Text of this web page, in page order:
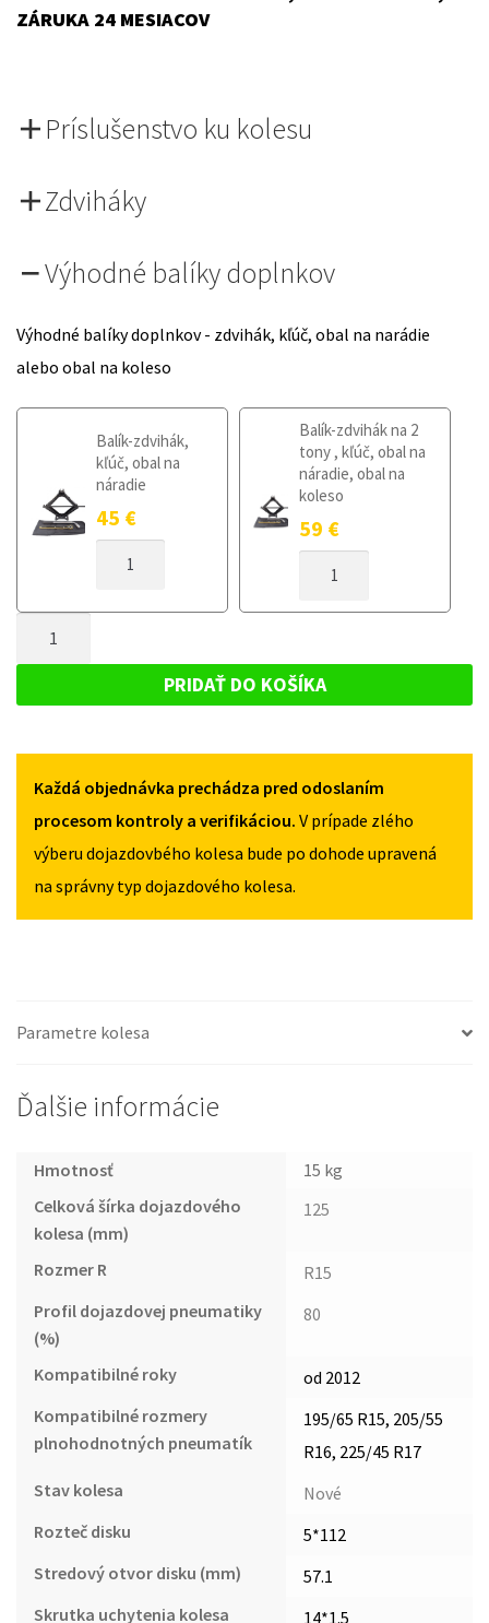
ZÁRUKA 24 MESIACOV
Príslušenstvo ku kolesu
Zdviháky
Výhodné balíky doplnkov
Výhodné balíky doplnkov - zdvihák, kľúč, obal na narádie
alebo obal na koleso
Balík-zdvihák,
kľúč, obal na
náradie
45 €
DOJAZDOVÉ
SEAT
III
2012
Balík-zdvihák na 2
tony , kľúč, obal na
náradie, obal na
koleso
59 €
DOJAZDOVÉ
III
OD
5X112
SEAT
OD
2012
125/80R15
PRIDAŤ DO KOŠÍKA
Každá objednávka prechádza pred odoslaním
procesom kontroly a verifikáciou. V prípade zlého
výberu dojazdovbého kolesa bude po dohode upravená
na správny typ dojazdového kolesa.
Parametre kolesa
Ďalšie informácie
Hmotnosť
15 kg
Celková šírka dojazdového
kolesa (mm)
125
Rozmer R
R15
Profil dojazdovej pneumatiky
(%)
80
Kompatibilné roky
od 2012
Kompatibilné rozmery
plnohodnotných pneumatík
195/65 R15, 205/55
R16, 225/45 R17
Stav kolesa
Nové
Rozteč disku
5*112
Stredový otvor disku (mm)
57.1
Skrutka uchytenia kolesa
14*1.5